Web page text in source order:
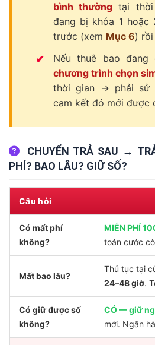
bình thường tại thời
đang bị khóa 1
trước (xem Mục 6) rồi
Nếu thuê bao
chương trình chọn
thời gian → phải sử
cam kết đó mới được
CHUYỂN TRẢ SAU →
PHÍ? BAO LÂU? GIỮ SỐ?
Câu hỏi
Có mất phí
không?
MIỄN PHÍ
toán cước
Mất bao lâu?
Thủ tục tại
24–48 giờ.
Có giữ được số
không?
CÓ — giữ
mới. Ngân